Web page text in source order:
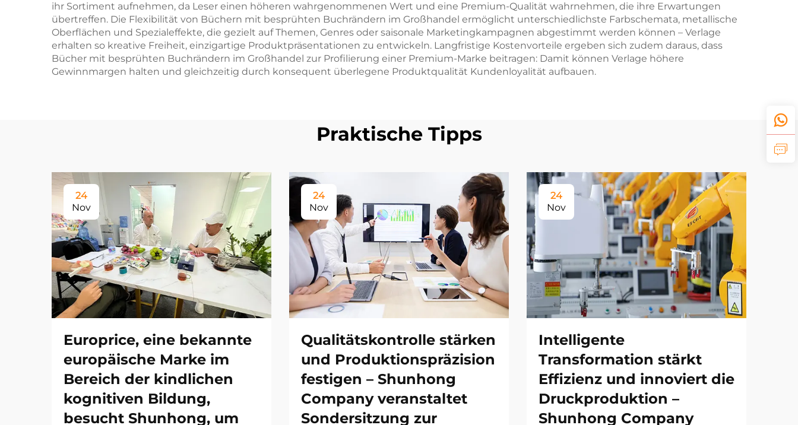
ihr Sortiment aufnehmen, da Leser einen höheren wahrgenommenen Wert und eine Premium-Qualität wahrnehmen, die ihre Erwartungen
übertreffen. Die Flexibilität von Büchern mit besprühten Buchrändern im Großhandel ermöglicht unterschiedlichste Farbschemata, metallische
Oberflächen und Spezialeffekte, die gezielt auf Themen, Genres oder saisonale Marketingkampagnen abgestimmt werden können – Verlage
erhalten so kreative Freiheit, einzigartige Produktpräsentationen zu entwickeln. Langfristige Kostenvorteile ergeben sich zudem daraus, dass
Bücher mit besprühten Buchrändern im Großhandel zur Profilierung einer Premium-Marke beitragen: Damit können Verlage höhere
Gewinnmargen halten und gleichzeitig durch konsequent überlegene Produktqualität Kundenloyalität aufbauen.
Praktische Tipps
24
Nov
Europrice, eine bekannte
europäische Marke im
Bereich der kindlichen
kognitiven Bildung,
besucht Shunhong, um
24
Nov
Qualitätskontrolle stärken
und Produktionspräzision
festigen – Shunhong
Company veranstaltet
Sondersitzung zur
24
Nov
Intelligente
Transformation stärkt
Effizienz und innoviert die
Druckproduktion –
Shunhong Company